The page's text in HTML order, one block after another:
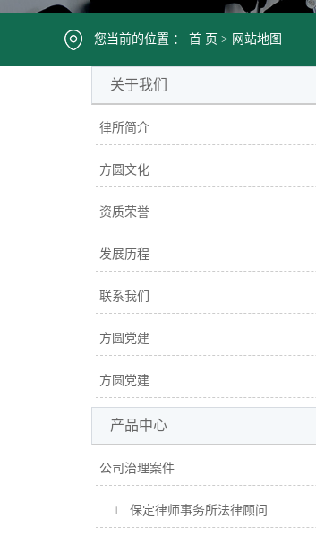
您当前的位置 ： 首 页 > 网站地图
关于我们
律所简介
方圆文化
资质荣誉
发展历程
联系我们
方圆党建
方圆党建
产品中心
公司治理案件
∟ 保定律师事务所法律顾问